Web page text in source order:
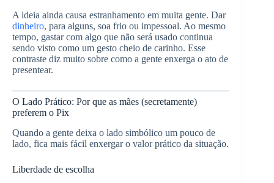
A ideia ainda causa estranhamento em muita gente. Dar
dinheiro, para alguns, soa frio ou impessoal. Ao mesmo
tempo, gastar com algo que não será usado continua
sendo visto como um gesto cheio de carinho. Esse
contraste diz muito sobre como a gente enxerga o ato de
presentear.
O Lado Prático: Por que as mães (secretamente)
preferem o Pix
Quando a gente deixa o lado simbólico um pouco de
lado, fica mais fácil enxergar o valor prático da situação.
Liberdade de escolha